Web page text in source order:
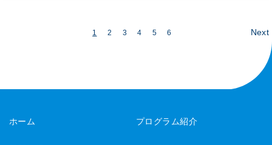
1 2 3 4 5 6 Next
ホーム プログラム紹介